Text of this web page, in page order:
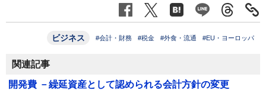
ビジネス #会計・財務 #税金 #外食・流通 #EU・ヨーロッパ
関連記事
開発費 －繰延資産として認められる会計方針の変更